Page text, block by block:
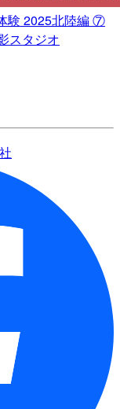
験 2025北陸編 ⑦
スタジオ